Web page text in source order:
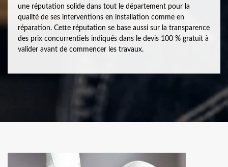
une réputation solide dans tout le département pour la
qualité de ses interventions en installation comme en
réparation. Cette réputation se base aussi sur la transparence
des prix concurrentiels indiqués dans le devis 100 % gratuit à
valider avant de commencer les travaux.